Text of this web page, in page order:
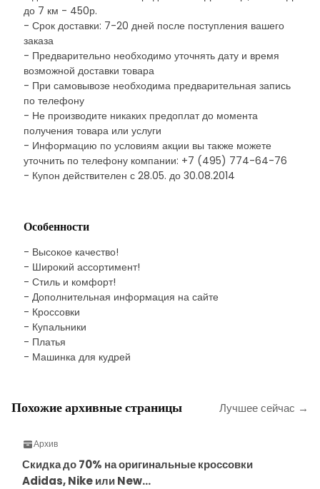
до 7 км - 450р.
- Срок доставки: 7-20 дней после поступления вашего
заказа
- Предварительно необходимо уточнять дату и время
возможной доставки товара
- При самовывозе необходима предварительная запись
по телефону
- Не производите никаких предоплат до момента
получения товара или услуги
- Информацию по условиям акции вы также можете
уточнить по телефону компании: +7 (495) 774-64-76
- Купон действителен с 28.05. до 30.08.2014
Особенности
- Высокое качество!
- Широкий ассортимент!
- Стиль и комфорт!
- Дополнительная информация на сайте
- Кроссовки
- Купальники
- Платья
- Машинка для кудрей
Похожие архивные страницы Лучшее сейчас →
Архив
Скидка до 70% на оригинальные кроссовки
Adidas, Nike или New…